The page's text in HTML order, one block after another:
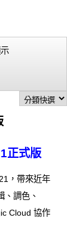
正式版
，帶來近年
、調色、
Cloud 協作